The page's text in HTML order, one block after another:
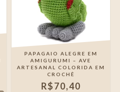
PAPAGAIO ALEGRE EM
AMIGURUMI – AVE
ARTESANAL COLORIDA EM
CROCHÊ
R$70,40